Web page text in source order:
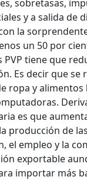
sobretasas,
y a salida de
la
un 50 por
PVP tiene que
Es decir que se
ropa y alimentos
es que
producción de
el empleo y la
exportable
importar más